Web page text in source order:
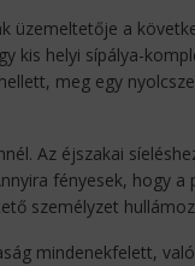
üzemeltetője a
kis helyi sípálya-
meg egy
Az éjszakai
fényesek, hogy a
személyzet
mindenekfelett,